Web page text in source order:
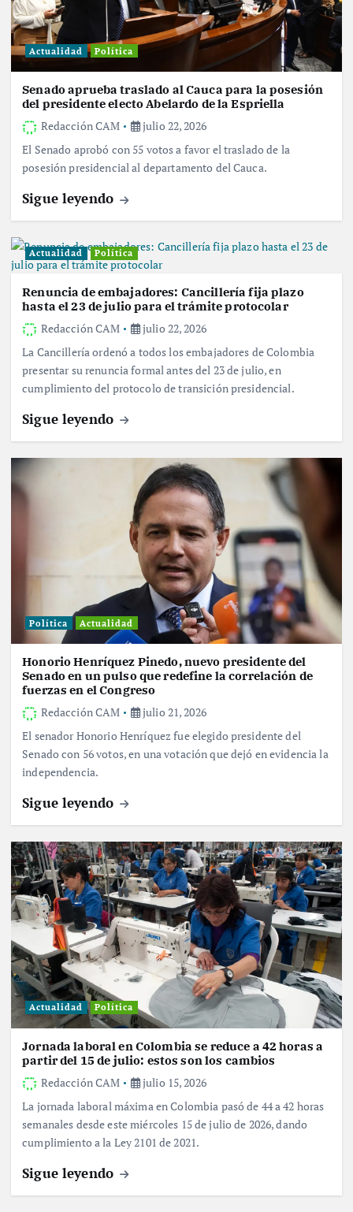
Actualidad Política
Senado aprueba traslado al Cauca para la posesión
del presidente electo Abelardo de la Espriella
Redacción CAM
julio 22, 2026
El Senado aprobó con 55 votos a favor el traslado de la
posesión presidencial al departamento del Cauca.
Sigue leyendo
Actualidad Política
Renuncia de embajadores: Cancillería fija plazo
hasta el 23 de julio para el trámite protocolar
Redacción CAM
julio 22, 2026
La Cancillería ordenó a todos los embajadores de Colombia
presentar su renuncia formal antes del 23 de julio, en
cumplimiento del protocolo de transición presidencial.
Sigue leyendo
Política Actualidad
Honorio Henríquez Pinedo, nuevo presidente del
Senado en un pulso que redefine la correlación de
fuerzas en el Congreso
Redacción CAM
julio 21, 2026
El senador Honorio Henríquez fue elegido presidente del
Senado con 56 votos, en una votación que dejó en evidencia la
independencia.
Sigue leyendo
Actualidad Política
Jornada laboral en Colombia se reduce a 42 horas a
partir del 15 de julio: estos son los cambios
Redacción CAM
julio 15, 2026
La jornada laboral máxima en Colombia pasó de 44 a 42 horas
semanales desde este miércoles 15 de julio de 2026, dando
cumplimiento a la Ley 2101 de 2021.
Sigue leyendo